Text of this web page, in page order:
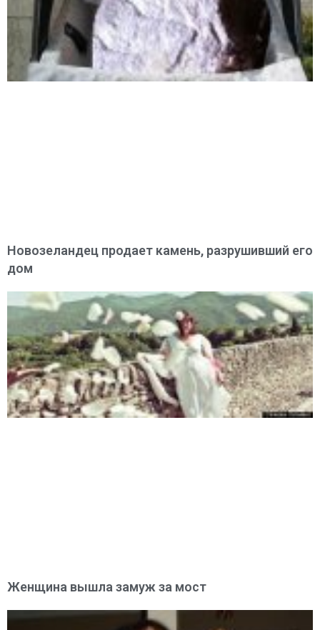
Новозеландец продает камень, разрушивший его
дом
Женщина вышла замуж за мост